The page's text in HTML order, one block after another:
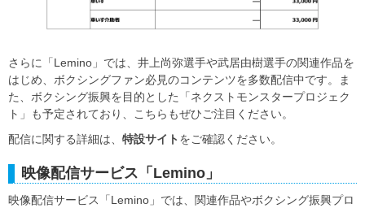
さらに「Lemino」では、井上尚弥選手や武居由樹選手の関連作品を
はじめ、ボクシングファン必見のコンテンツを多数配信中です。ま
た、ボクシング振興を目的とした「ネクストモンスタープロジェク
ト」も予定されており、こちらもぜひご注目ください。
配信に関する詳細は、 特設サイト をご確認ください。
映像配信サービス「Lemino」
映像配信サービス「Lemino」では、関連作品やボクシング振興プロ